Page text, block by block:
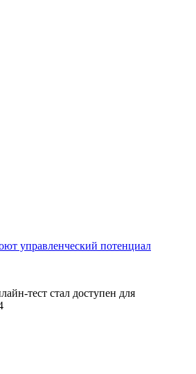
управленческий потенциал
тест стал доступен для